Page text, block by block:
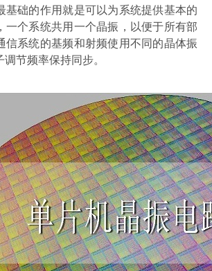
础的作用就是可以为系统提供基本的
一个系统共用一个晶振，以便于所有部
信系统的基频和射频使用不同的晶体振
节频率保持同步。